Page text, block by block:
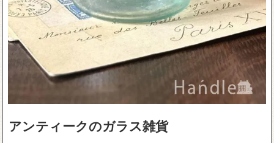
アンティークのガラス雑貨